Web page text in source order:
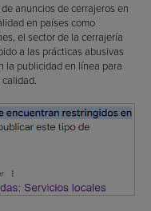
anuncios de cerrajeros en
en países como
el sector de la cerrajería
a las prácticas abusivas
la publicidad en línea para